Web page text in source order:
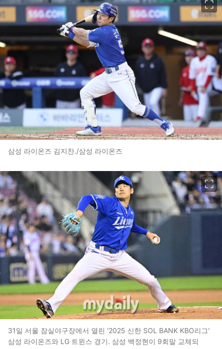
삼성 라이온즈 김지찬./삼성 라이온즈
31일 서울 잠실야구장에서 열린 '2025 신한 SOL BANK KBO리그'
삼성 라이온즈와 LG 트윈스 경기. 삼성 백정현이 9회말 교체되